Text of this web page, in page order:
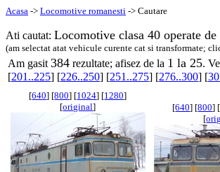
Acasa -> Locomotive romanesti -> Cautare
Ati cautat: Locomotive clasa 40 operate
(am selectat atat vehicule curente cat si transformate;
Am gasit 384 rezultate; afisez de la 1 la 25.
[201..225] [226..250] [251..275] [276..300] [
[640] [800] [1024] [1280]
[original] [640] [800] [
[